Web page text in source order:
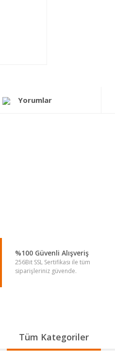
Yorumlar
%100 Güvenli Alışveriş
256Bit SSL Sertifikası ile tüm
siparişleriniz güvende.
Tüm Kategoriler